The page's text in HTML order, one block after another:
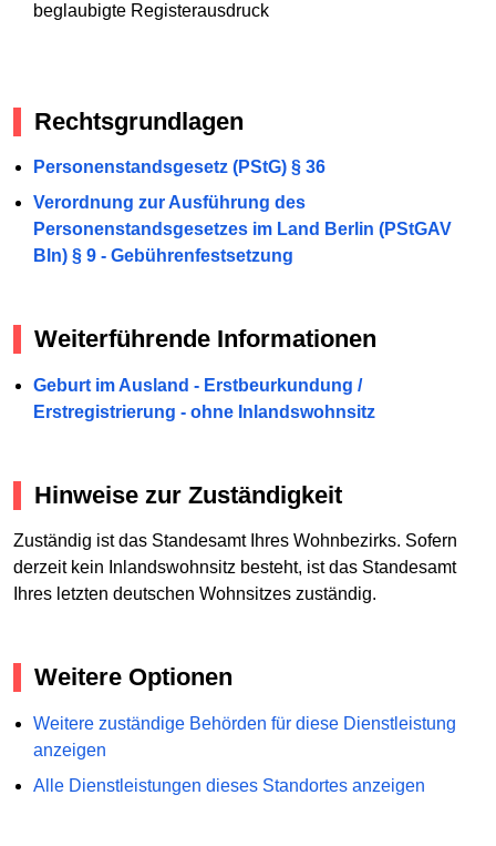
beglaubigte Registerausdruck
Rechtsgrundlagen
Personenstandsgesetz (PStG) § 36
Verordnung zur Ausführung des
Personenstandsgesetzes im Land Berlin (PStGAV
Bln) § 9 - Gebührenfestsetzung
Weiterführende Informationen
Geburt im Ausland - Erstbeurkundung /
Erstregistrierung - ohne Inlandswohnsitz
Hinweise zur Zuständigkeit
Zuständig ist das Standesamt Ihres Wohnbezirks. Sofern
derzeit kein Inlandswohnsitz besteht, ist das Standesamt
Ihres letzten deutschen Wohnsitzes zuständig.
Weitere Optionen
Weitere zuständige Behörden für diese Dienstleistung
anzeigen
Alle Dienstleistungen dieses Standortes anzeigen